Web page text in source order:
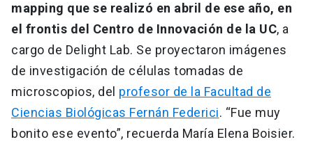
mapping que se realizó en abril de ese año, en
el frontis del Centro de Innovación de la UC, a
cargo de Delight Lab. Se proyectaron imágenes
de investigación de células tomadas de
microscopios, del profesor de la Facultad de
Ciencias Biológicas Fernán Federici. “Fue muy
bonito ese evento”, recuerda María Elena Boisier.